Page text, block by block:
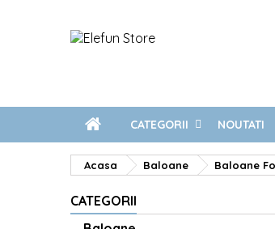
CATEGORII NOUTATI
Acasa Baloane Baloane
CATEGORII